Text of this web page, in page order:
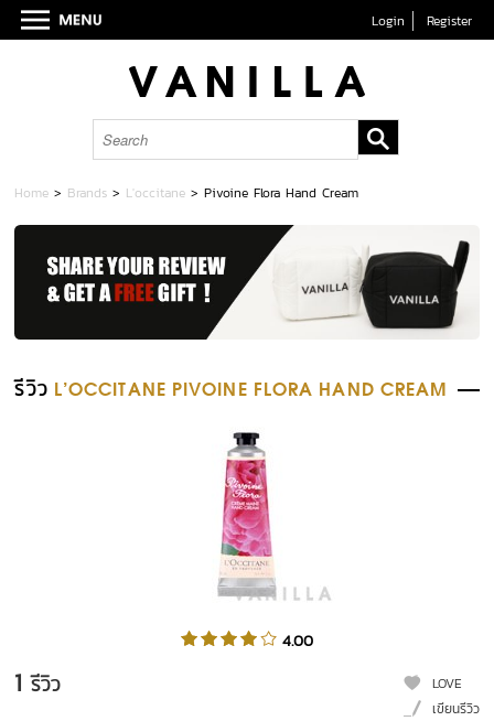
Login Register
Home > Brands > L'occitane >Pivoine Flora Hand Cream
รีวิว L'OCCITANE PIVOINE FLORA HAND CREAM
4.00
1 รีวิว
LOVE
เขียนรีวิว